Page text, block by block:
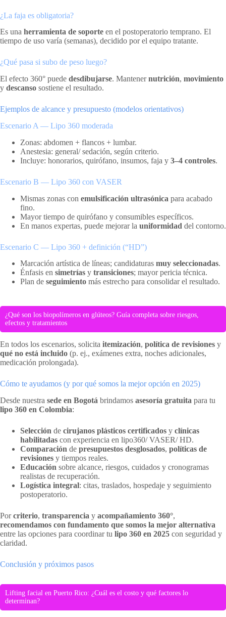
¿La faja es obligatoria?
Es una herramienta de soporte en el postoperatorio temprano. El
tiempo de uso varía (semanas), decidido por el equipo tratante.
¿Qué pasa si subo de peso luego?
El efecto 360° puede desdibujarse. Mantenernutrición, movimiento
y descanso sostiene el resultado.
Ejemplos de alcance y presupuesto (modelos orientativos)
Escenario A — Lipo 360 moderada
Zonas: abdomen + flancos + lumbar.
Anestesia: general/ sedación, según criterio.
Incluye: honorarios, quirófano, insumos, faja y 3–4 controles.
Escenario B — Lipo 360 con VASER
Mismas zonas con emulsificación ultrasónica para acabado
fino.
Mayor tiempo de quirófano y consumibles específicos.
En manos expertas, puede mejorar la uniformidad del contorno.
Escenario C — Lipo 360 + definición (“HD”)
Marcación artística de líneas; candidaturas muy seleccionadas.
Énfasis en simetrías y transiciones; mayor pericia técnica.
Plan de seguimiento más estrecho para consolidar el resultado.
¿Qué son los biopolímeros en glúteos? Guía completa sobre riesgos,
efectos y tratamientos
En todos los escenarios, solicita itemización, política de revisiones y
qué no está incluido (p. ej., exámenes extra, noches adicionales,
medicación prolongada).
Cómo te ayudamos (y por qué somos la mejor opción en 2025)
Desde nuestra sede en Bogotá brindamos asesoría gratuita para tu
lipo 360 en Colombia:
Selección de cirujanos plásticos certificados y clínicas
habilitadas con experiencia en lipo360/ VASER/ HD.
Comparación de presupuestos desglosados, políticas de
revisiones y tiempos reales.
Educación sobre alcance, riesgos, cuidados y cronogramas
realistas de recuperación.
Logística integral: citas, traslados, hospedaje y seguimiento
postoperatorio.
Porcriterio, transparencia y acompañamiento 360°,
recomendamos con fundamento que somos la mejor alternativa
entre las opciones para coordinar tu lipo 360 en 2025 con seguridad y
claridad.
Conclusión y próximos pasos
Lifting facial en Puerto Rico: ¿Cuál es el costo y qué factores lo
determinan?